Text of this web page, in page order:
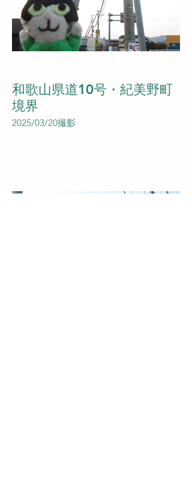
和歌山県道10号・紀美野町
境界
2025/03/20撮影